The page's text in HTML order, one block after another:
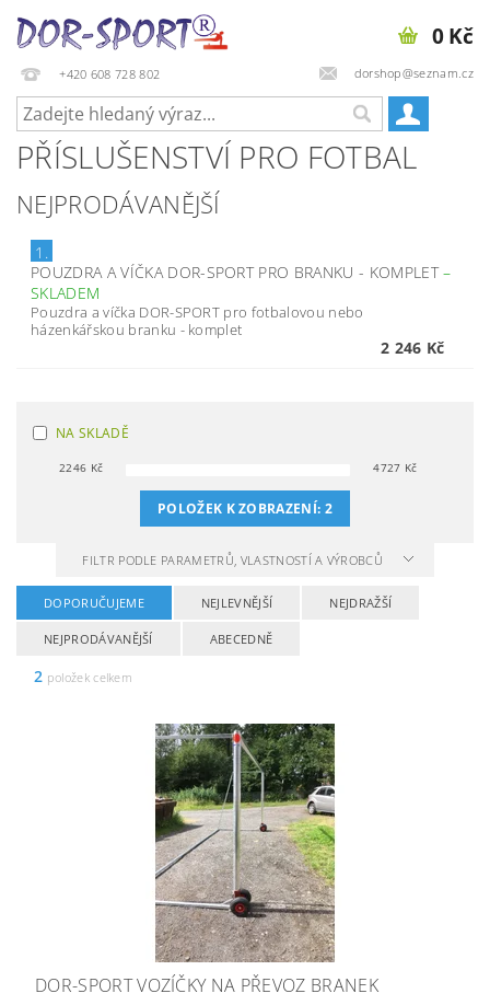
+420 608 728 802 dorshop@seznam.cz
0 Kč
PŘÍSLUŠENSTVÍ PRO FOTBAL
NEJPRODÁVANĚJŠÍ
1.
POUZDRA A VÍČKA DOR-SPORT PRO BRANKU - KOMPLET–
SKLADEM
Pouzdra a víčka DOR-SPORT pro fotbalovou nebo
házenkářskou branku - komplet
2 246 Kč
NA SKLADĚ
2246 Kč 4727 Kč
POLOŽEK K ZOBRAZENÍ: 2
FILTR PODLE PARAMETRŮ, VLASTNOSTÍ A VÝROBCŮ
DOPORUČUJEME NEJLEVNĚJŠÍ NEJDRAŽŠÍ
NEJPRODÁVANĚJŠÍ ABECEDNĚ
2 položek celkem
DOR-SPORT VOZÍČKY NA PŘEVOZ BRANEK